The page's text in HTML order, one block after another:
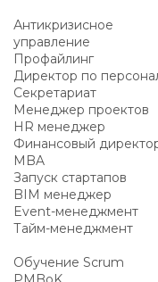
Антикризисное
управление
Профайлинг
Директор по
Секретариат
Менеджер проектов
HR менеджер
Финансовый
MBA
Запуск стартапов
BIM менеджер
Event-менеджмент
Тайм-менеджмент
Обучение Scrum